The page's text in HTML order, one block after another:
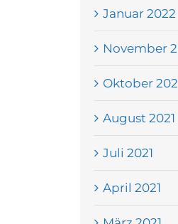
Januar 2022
November
Oktober
August 2021
Juli 2021
April 2021